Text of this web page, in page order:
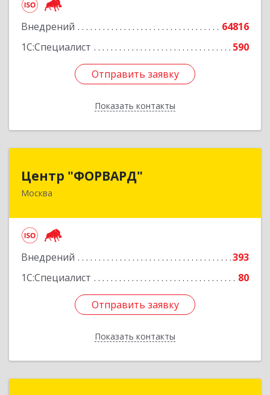
Внедрений
64816
1С:Специалист
590
Отправить заявку
Показать контакты
Отправить заявку
Назад
Центр "ФОРВАРД"
Москва
Внедрений
393
1С:Специалист
80
Отправить заявку
Показать контакты
123060, Москва г, Маршала Рыбалко ул, дом №
Отправить заявку
Назад